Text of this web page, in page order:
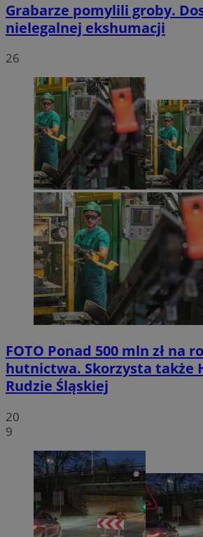
Grabarze pomylili groby.
nielegalnej ekshumacji
26
FOTO Ponad 500 mln zł na
hutnictwa. Skorzysta także
Rudzie Śląskiej
20
9